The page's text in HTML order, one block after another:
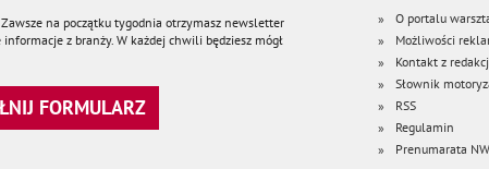
na początku tygodnia otrzymasz newsletter
z branży. W każdej chwili będziesz mógł
FORMULARZ
O portalu
Możliwości
Kontakt z
Słownik
RSS
Regulamin
Prenumarata NW